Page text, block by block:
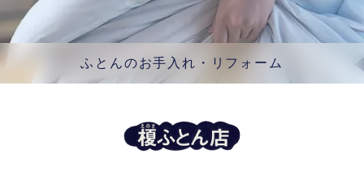
ふとんのお手入れ・リフォーム